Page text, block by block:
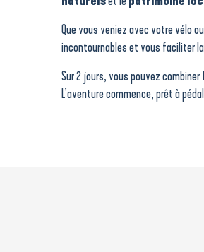
Que vous veniez avec votre vélo
incontournables et vous faciliter
Sur 2 jours, vous pouvez combiner
L’aventure commence, prêt à